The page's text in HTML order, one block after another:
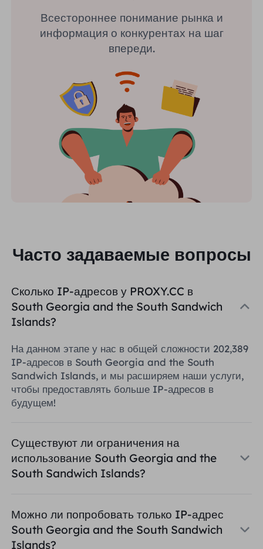
Всестороннее понимание рынка и
информация о конкурентах на шаг
впереди.
Часто задаваемые вопросы
Сколько IP-адресов у PROXY.CC в
South Georgia and the South Sandwich
Islands?
На данном этапе у нас в общей сложности 202,389
IP-адресов в South Georgia and the South
Sandwich Islands, и мы расширяем наши услуги,
чтобы предоставлять больше IP-адресов в
будущем!
Существуют ли ограничения на
использование South Georgia and the
South Sandwich Islands?
Можно ли попробовать только IP-адрес
South Georgia and the South Sandwich
Islands?